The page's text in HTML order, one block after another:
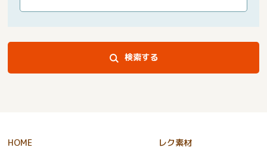
検索する
HOME
レク素材